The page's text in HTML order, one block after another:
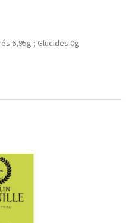
6,95g ; Glucides 0g